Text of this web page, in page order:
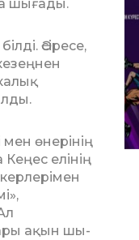
шығады.
Әсіресе,
өнерінің
елінің
ақын шы­